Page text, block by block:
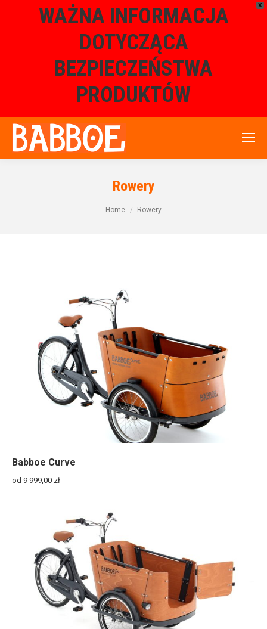
X
WAŻNA INFORMACJA
DOTYCZĄCA
BEZPIECZEŃSTWA
PRODUKTÓW
Rowery
Home Rowery
Babboe Curve
od 9 999,00 zł